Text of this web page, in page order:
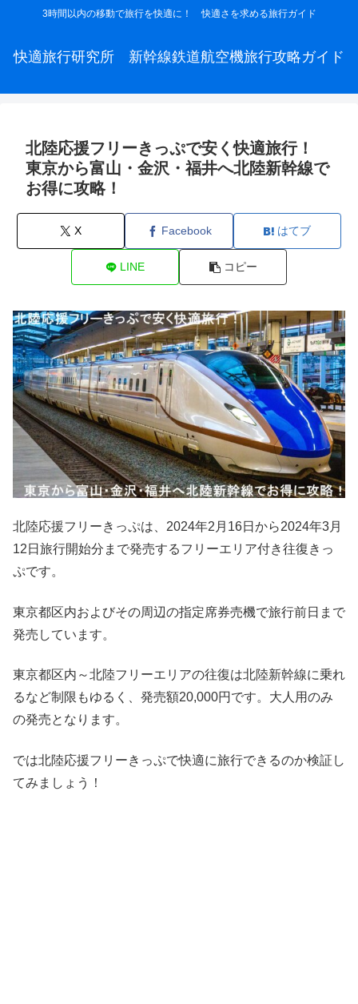
3時間以内の移動で旅行を快適に！ 快適さを求める旅行ガイド
快適旅行研究所 新幹線鉄道航空機旅行攻略ガイド
北陸応援フリーきっぷで安く快適旅行！
東京から富山・金沢・福井へ北陸新幹線で
お得に攻略！
X Facebook はてブ
LINE コピー
北陸応援フリーきっぷは、2024年2月16日から2024年3月
12日旅行開始分まで発売するフリーエリア付き往復きっ
ぷです。
東京都区内およびその周辺の指定席券売機で旅行前日まで
発売しています。
東京都区内～北陸フリーエリアの往復は北陸新幹線に乗れ
るなど制限もゆるく、発売額20,000円です。大人用のみ
の発売となります。
では北陸応援フリーきっぷで快適に旅行できるのか検証し
てみましょう！